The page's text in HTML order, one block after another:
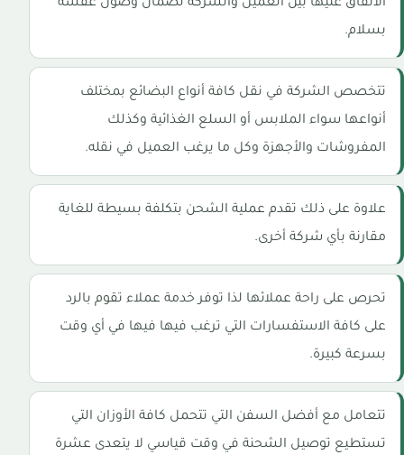
الاتفاق عليها بين العميل والشركة لضمان وصول عفشه
بسلام.
تتخصص الشركة في نقل كافة أنواع البضائع بمختلف
أنواعها سواء الملابس أو السلع الغذائية وكذلك
المفروشات والأجهزة وكل ما يرغب العميل في نقله.
علاوة على ذلك تقدم عملية الشحن بتكلفة بسيطة للغاية
مقارنة بأي شركة أخرى.
تحرص على راحة عملائها لذا توفر خدمة عملاء تقوم بالرد
على كافة الاستفسارات التي ترغب فيها فيها في أي وقت
بسرعة كبيرة.
تتعامل مع أفضل السفن التي تتحمل كافة الأوزان التي
تستطيع توصيل الشحنة في وقت قياسي لا يتعدى عشرة